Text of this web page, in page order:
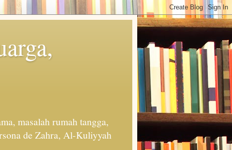
masalah rumah tangga,
de Zahra, Al-Kuliyyah